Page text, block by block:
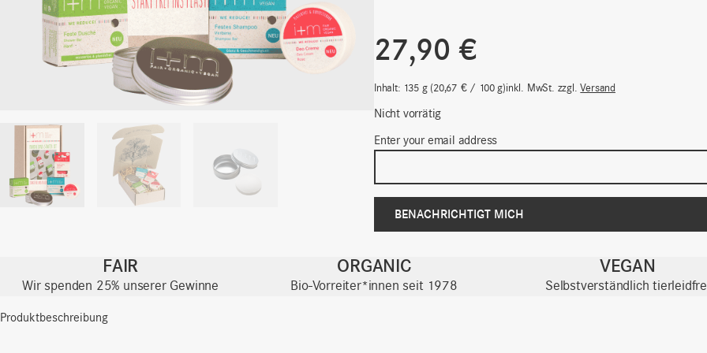
27,90 €
Inhalt: 135 g 20,67 €/ 100 g inkl. MwSt. zzgl.Versand
Nicht vorrätig
Enter your email address
FAIR
Wir spenden 25% unserer Gewinne
ORGANIC
Bio-Vorreiter*innen seit 1978
VEGAN
Selbstverständlich
Produktbeschreibung